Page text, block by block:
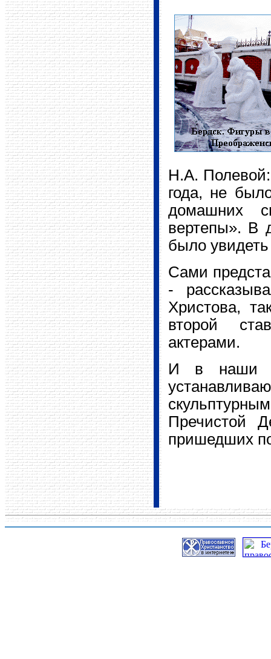
Н.А. Полевой:
года, не
домашних
вертепы». В
было
Сами
-
Христова,
второй
актерами.
И в наши
Пречистой
пришедших